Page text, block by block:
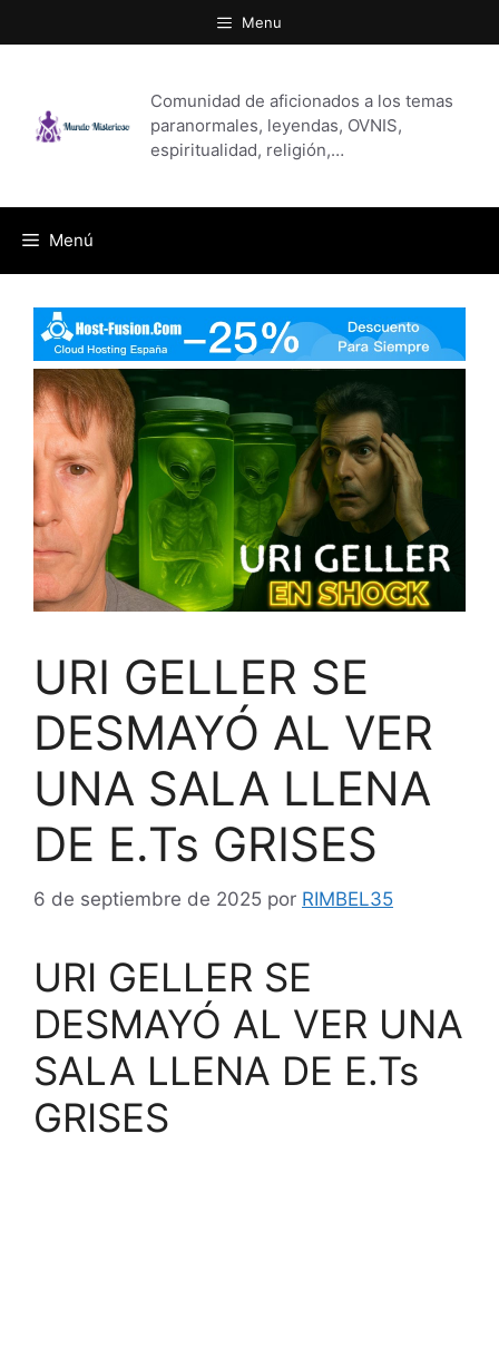
al
Menu
Comunidad de aficionados a los temas
paranormales, leyendas, OVNIS,
espiritualidad, religión,…
Menú
URI GELLER SE
DESMAYÓ AL VER
UNA SALA LLENA
DE E.Ts GRISES
6 de septiembre de 2025 por RIMBEL35
URI GELLER SE
DESMAYÓ AL VER UNA
SALA LLENA DE E.Ts
GRISES